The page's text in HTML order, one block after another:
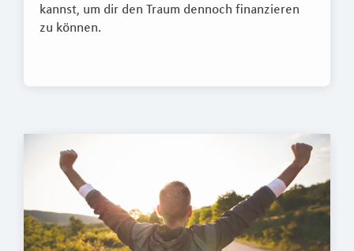
kannst, um dir den Traum dennoch finanzieren
zu können.